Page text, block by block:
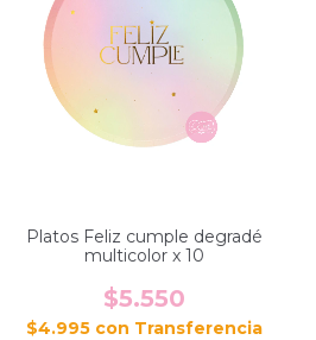
Platos Feliz cumple degradé
multicolor x 10
$5.550
$4.995 con